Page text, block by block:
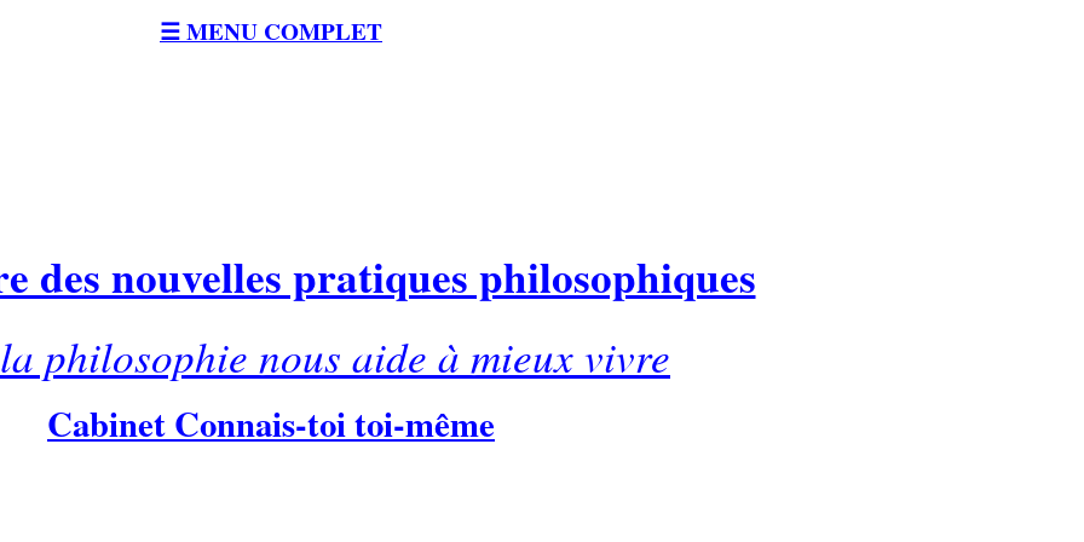
☰ MENU COMPLET
des nouvelles pratiques philosophiques
philosophie nous aide à mieux vivre
Cabinet Connais-toi toi-même